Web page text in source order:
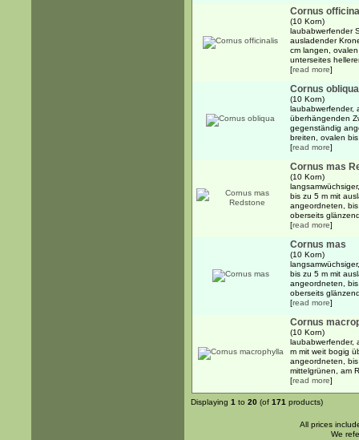
Cornus
(10 Korn)
laubabwerfender
ausladender
cm langen,
unterseites
[read more]
Cornus obliqua
(10 Korn)
laubabwerfender,
überhängenden
gegenständig
breiten, ovalen
[read more]
Cornus mas
(10 Korn)
bis zu 5 m mit
angeordneten,
oberseits
[read more]
Cornus mas
(10 Korn)
bis zu 5 m mit
angeordneten,
oberseits
[read more]
Cornus
(10 Korn)
laubabwerfender,
m mit weit bogig
angeordneten,
mittelgrünen, am
[read more]
Displaying 1 to 20 (of 171 products)
All prices
We